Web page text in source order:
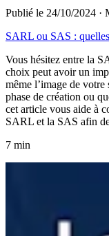
Publié le 24/10/2024 ·
SARL ou SAS :
Vous hésitez entre la
choix peut avoir un
même l’image de
phase de création ou
cet article vous aide à
SARL et la SAS afin
7 min